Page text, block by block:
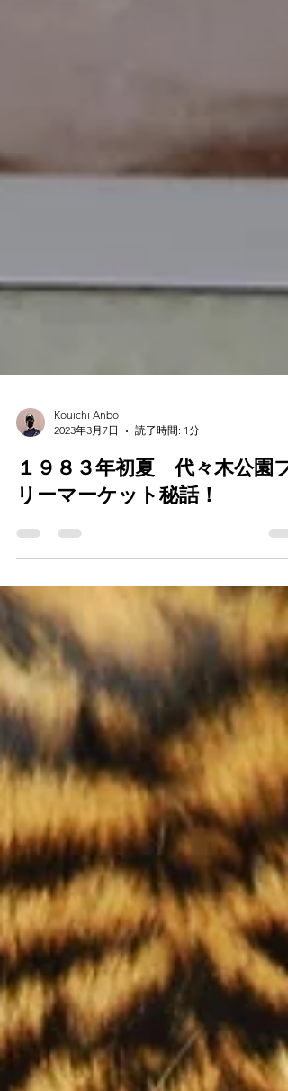
Kouichi Anbo
2023年3月7日
読了時間: 1分
１９８３年初夏 代々木公園フ
リーマーケット秘話！